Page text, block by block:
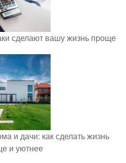
сделают вашу жизнь проще
и дачи: как сделать жизнь
и уютнее